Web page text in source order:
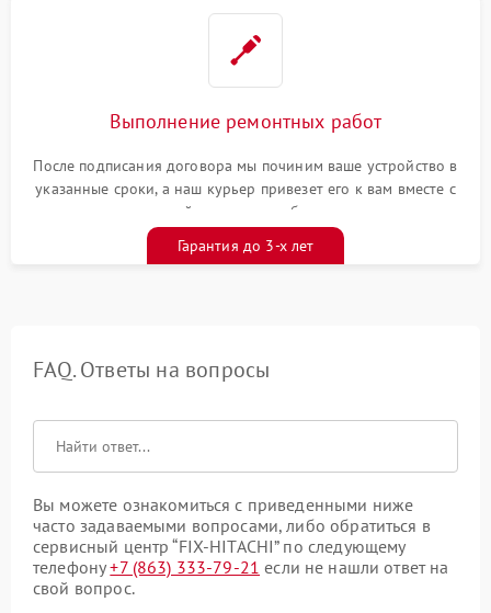
Выполнение ремонтных работ
После подписания договора мы починим ваше устройство в
указанные сроки, а наш курьер привезет его к вам вместе с
гарантийным талоном бесплатно
Гарантия до 3-х лет
FAQ. Ответы на вопросы
Вы можете ознакомиться с приведенными ниже
часто задаваемыми вопросами, либо обратиться в
сервисный центр “FIX-HITACHI” по следующему
телефону+7 (863) 333-79-21 если не нашли ответ на
свой вопрос.